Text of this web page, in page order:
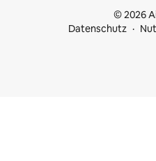
© 2026
Datenschutz